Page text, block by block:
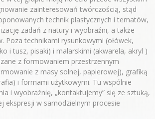
zainteresowań twórczością, stąd
technik plastycznych i tematów,
zadań z natury i wyobraźni, a także
Poza technikami rysunkowymi (ołówek,
i tusz, pisaki) i malarskimi (akwarela, akryl )
z formowaniem przestrzennym
z masy solnej, papierowej), grafiką
i formami użytkowymi. Tu wspólnie
i wyobraźnię, „kontaktujemy” się ze sztuką,
ekspresji w samodzielnym procesie